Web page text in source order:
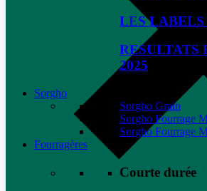
LES LABELS
RESULTATS
2025
Sorgho
Sorgho Grain
Sorgho Fourrage
Sorgho Fourrage
Fourragères
Courte durée